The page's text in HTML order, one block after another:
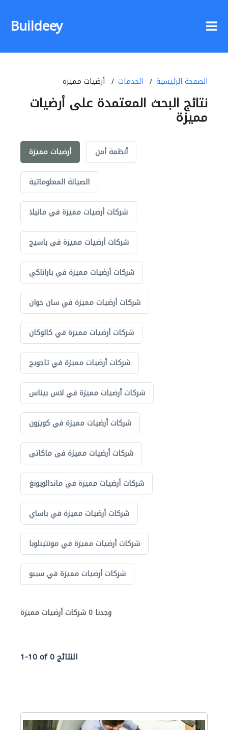
Buildeey
الصفحة الرئيسية الخدمات أرضيات مميزة
نتائج البحث المعتمدة على أرضيات
مميزة
أرضيات مميزة أنظمة أمن
الصيانة المعلوماتية
شركات أرضيات مميزة في مانيلا
شركات أرضيات مميزة في باسيج
شركات أرضيات مميزة في باراناكي
شركات أرضيات مميزة في سان خوان
شركات أرضيات مميزة في كالوكان
شركات أرضيات مميزة في تاجويج
شركات أرضيات مميزة في لاس بيناس
شركات أرضيات مميزة في كويزون
شركات أرضيات مميزة في ماكاتي
شركات أرضيات مميزة في ماندالويونغ
شركات أرضيات مميزة في باساي
شركات أرضيات مميزة في مونتينلوبا
شركات أرضيات مميزة في سيبو
وجدنا 0 شركات أرضيات مميزة
1-10 of 0 النتائج